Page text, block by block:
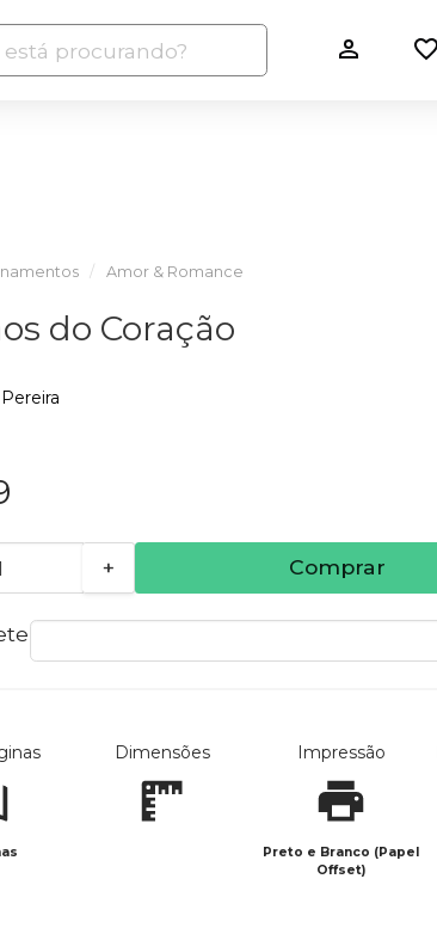
Amor & Romance
do Coração
+ Comprar
Dimensões Impressão
Preto e Branco (Papel
Offset)